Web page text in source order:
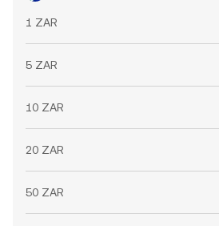
1 ZAR
5 ZAR
10 ZAR
20 ZAR
50 ZAR